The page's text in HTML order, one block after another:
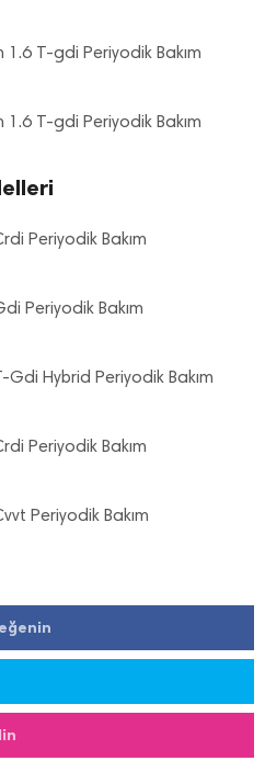
1.6 T-gdi Periyodik Bakım
1.6 T-gdi Periyodik Bakım
Periyodik Bakım
Periyodik Bakım
Gdi Hybrid Periyodik Bakım
Periyodik Bakım
Periyodik Bakım